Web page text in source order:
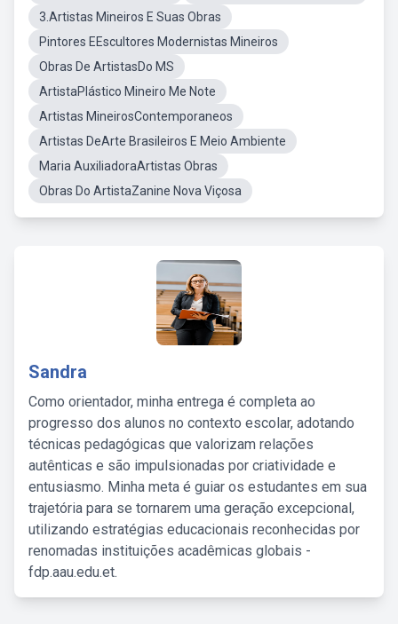
3.Artistas Mineiros E Suas Obras
Pintores EEscultores Modernistas Mineiros
Obras De ArtistasDo MS
ArtistaPlástico Mineiro Me Note
Artistas MineirosContemporaneos
Artistas DeArte Brasileiros E Meio Ambiente
Maria AuxiliadoraArtistas Obras
Obras Do ArtistaZanine Nova Viçosa
Sandra
Como orientador, minha entrega é completa ao
progresso dos alunos no contexto escolar, adotando
técnicas pedagógicas que valorizam relações
autênticas e são impulsionadas por criatividade e
entusiasmo. Minha meta é guiar os estudantes em sua
trajetória para se tornarem uma geração excepcional,
utilizando estratégias educacionais reconhecidas por
renomadas instituições acadêmicas globais -
fdp.aau.edu.et.